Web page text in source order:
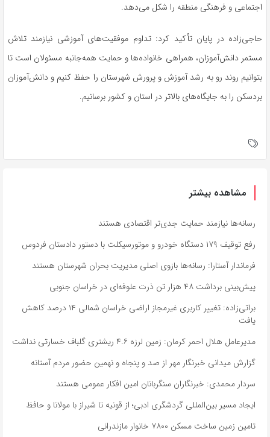
اجتماعی و فرهنگی منطقه را شکل می‌دهد.
حاجی‌زاده در پایان تأکید کرد: تداوم موفقیت‌های آموزشی نیازمند تلاش
مستمر دانش‌آموزان، همراهی خانواده‌ها و حمایت همه‌جانبه مسئولان است تا
بتوانیم روند رو به رشد آموزش و پرورش شهرستان را حفظ کنیم و دانش‌آموزان
بردسکن را به جایگاه‌های بالاتر در استان و کشور برسانیم.
مشاهده بیشتر
رسانه‌ها نیازمند حمایت جدی‌تر اقتصادی هستند
رفع توقیف ۱۷۹ دستگاه خودرو و موتورسیکلت با دستور دادستان فردوس
فرماندار آستارا: رسانه‌ها بازوی اصلی مدیریت بحران شهرستان هستند
پیش‌بینی برداشت ۴۸ هزار تن ذرت علوفه‌ای در خراسان جنوبی
براتی‌زاده: تغییر کاربری غیرمجاز اراضی خراسان شمالی ۱۴ درصد کاهش
یافت
مدیرعامل هلال احمر کرمان: زمین لرزه ۴.۶ ریشتری گلباف خسارتی نداشت
گزارش میدانی خبرنگار مهر از صد و پنجاه و نهمین حضور مردم آستانه
سردار محمدی: خبرنگاران سنگربانان امین افکار عمومی هستند
ایجاد مسیر بین‌المللی گردشگری ادبی؛ از قونیه تا شیراز با مولانا و حافظ
تامین زمین ساخت مسکن ۷۸۰۰ خانوار مازندرانی